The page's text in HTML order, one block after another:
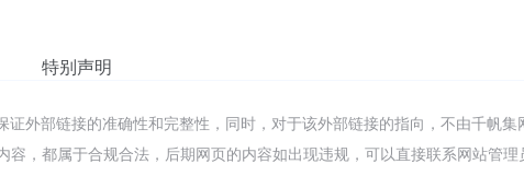
特别声明
外部链接的准确性和完整性，同时，对于该外部链接的指向，不由千帆集
，都属于合规合法，后期网页的内容如出现违规，可以直接联系网站管理